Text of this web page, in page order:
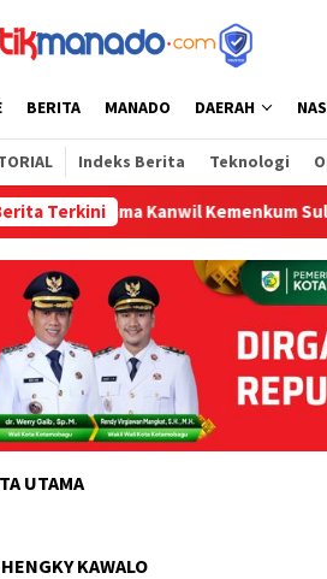
BERITA MANADO DAERAH
Indeks Berita Teknologi
Terkini
Kanwil Kemenkum Sulut
UTAMA
HENGKY KAWALO